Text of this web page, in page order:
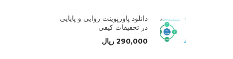
دانلود پاورپوینت روایی و پایایی
در تحقیقات کیفی
290,000 ریال